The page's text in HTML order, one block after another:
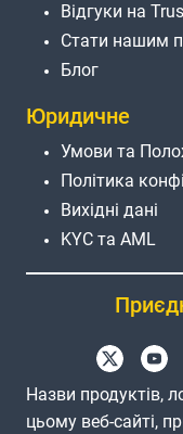
Відгуки на
Стати нашим
Блог
Юридичне
Умови та
Політика
Вихідні дані
KYC та AML
Назви продуктів,
цьому веб-сайті,